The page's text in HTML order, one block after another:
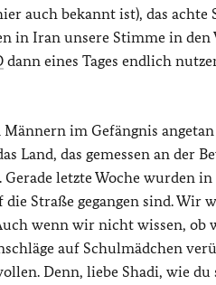
auch bekannt ist), das achte
in Iran unsere Stimme in
dann eines Tages endlich
im Gefängnis
Land, das gemessen an der
letzte Woche wurden
Straße gegangen sind. Wir
wenn wir nicht wissen, ob
auf Schulmädchen
Denn, liebe Shadi, wie